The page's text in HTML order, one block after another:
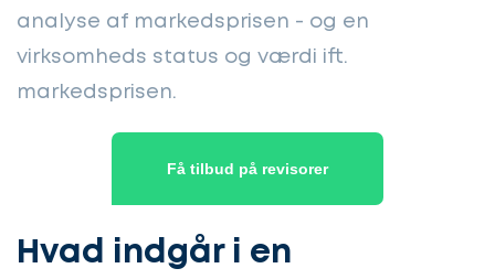
analyse af markedsprisen - og en
virksomheds status og værdi ift.
markedsprisen.
Få tilbud på revisorer
Hvad indgår i en